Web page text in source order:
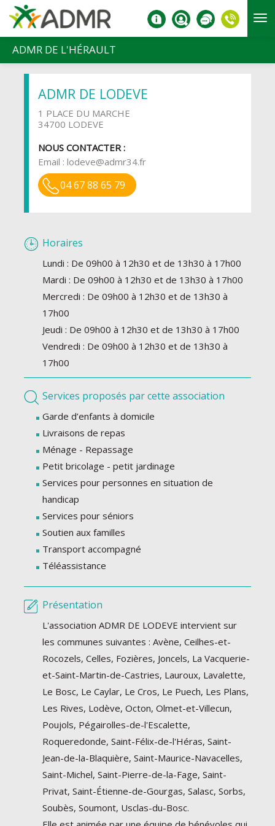
Aller au contenu principal
ADMR DE L'HÉRAULT
ADMR DE LODEVE
1 PLACE DU MARCHE
34700 LODEVE
NOUS CONTACTER :
Email : lodeve@admr34.fr
04 67 88 65 79
Horaires
Lundi : De 09h00 à 12h30 et de 13h30 à 17h00
Mardi : De 09h00 à 12h30 et de 13h30 à 17h00
Mercredi : De 09h00 à 12h30 et de 13h30 à
17h00
Jeudi : De 09h00 à 12h30 et de 13h30 à 17h00
Vendredi : De 09h00 à 12h30 et de 13h30 à
17h00
Services proposés par cette association
Garde d’enfants à domicile
Livraisons de repas
Ménage - Repassage
Petit bricolage - petit jardinage
Services pour personnes en situation de
handicap
Services pour séniors
Soutien aux familles
Transport accompagné
Téléassistance
Présentation
L'association ADMR DE LODEVE intervient sur
les communes suivantes : Avène, Ceilhes-et-
Rocozels, Celles, Fozières, Joncels, La Vacquerie-
et-Saint-Martin-de-Castries, Lauroux, Lavalette,
Le Bosc, Le Caylar, Le Cros, Le Puech, Les Plans,
Les Rives, Lodève, Octon, Olmet-et-Villecun,
Poujols, Pégairolles-de-l'Escalette,
Roqueredonde, Saint-Félix-de-l'Héras, Saint-
Jean-de-la-Blaquière, Saint-Maurice-Navacelles,
Saint-Michel, Saint-Pierre-de-la-Fage, Saint-
Privat, Saint-Étienne-de-Gourgas, Salasc, Sorbs,
Soubès, Soumont, Usclas-du-Bosc.